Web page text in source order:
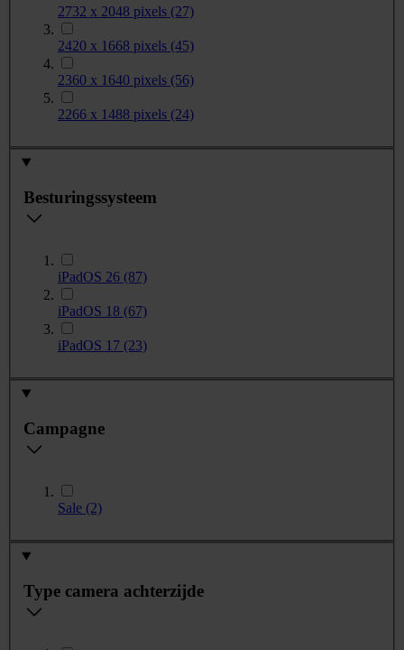
2732 x 2048 pixels (27)
2420 x 1668 pixels (45)
2360 x 1640 pixels (56)
2266 x 1488 pixels (24)
Besturingssysteem
iPadOS 26 (87)
iPadOS 18 (67)
iPadOS 17 (23)
Campagne
Sale (2)
Type camera achterzijde